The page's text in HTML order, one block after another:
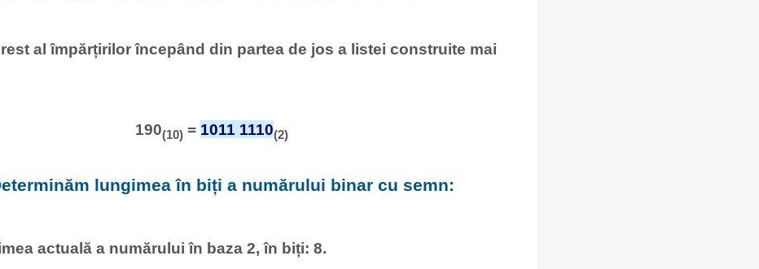
al împărțirilor începând din partea de jos a listei construite mai
190(10) = 1011 1110(2)
lungimea în biți a numărului binar cu semn:
actuală a numărului în baza 2, în biți: 8.